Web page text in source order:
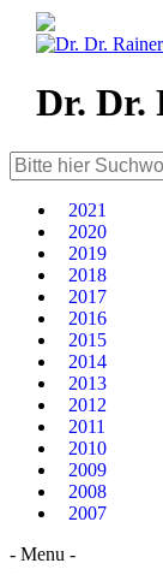
Dr. Dr.
2021
2020
2019
2018
2017
2016
2015
2014
2013
2012
2011
2010
2009
2008
2007
- Menu -